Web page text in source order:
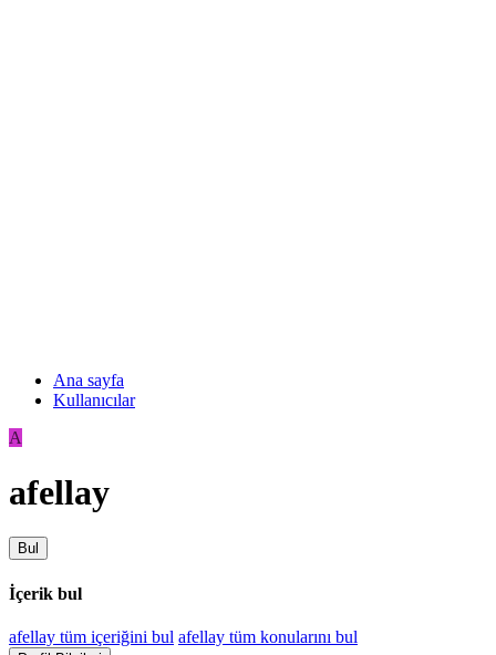
Ana sayfa
Kullanıcılar
A
afellay
Bul
İçerik bul
afellay tüm içeriğini bul afellay tüm konularını bul